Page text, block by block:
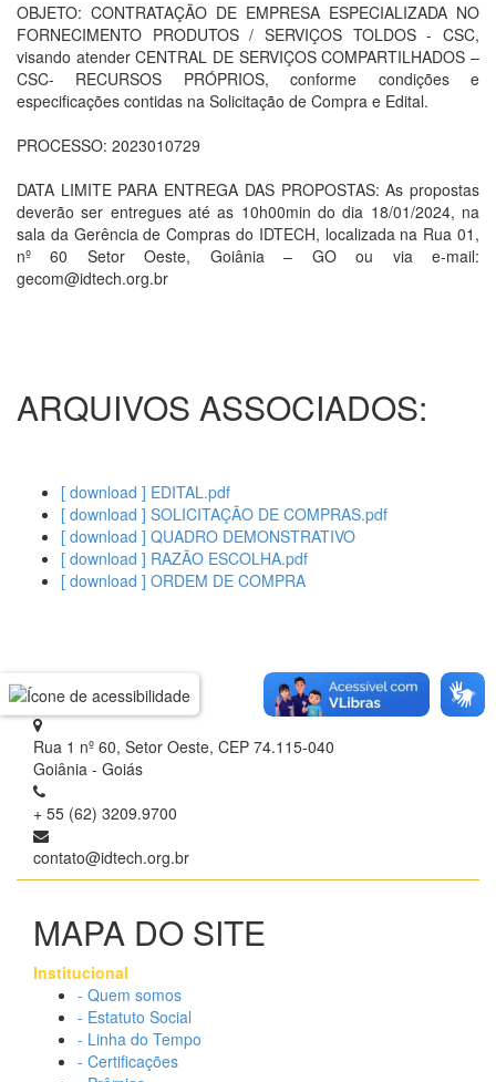
OBJETO: CONTRATAÇÃO DE EMPRESA ESPECIALIZADA NO
FORNECIMENTO PRODUTOS / SERVIÇOS TOLDOS - CSC,
visando atender CENTRAL DE SERVIÇOS COMPARTILHADOS –
CSC- RECURSOS PRÓPRIOS, conforme condições e
especificações contidas na Solicitação de Compra e Edital.
PROCESSO: 2023010729
DATA LIMITE PARA ENTREGA DAS PROPOSTAS: As propostas
deverão ser entregues até as 10h00min do dia 18/01/2024, na
sala da Gerência de Compras do IDTECH, localizada na Rua 01,
nº 60 Setor Oeste, Goiânia – GO ou via e-mail:
gecom@idtech.org.br
ARQUIVOS ASSOCIADOS:
[ download ] EDITAL.pdf
[ download ] SOLICITAÇÃO DE COMPRAS.pdf
[ download ] QUADRO DEMONSTRATIVO
[ download ] RAZÃO ESCOLHA.pdf
[ download ] ORDEM DE COMPRA
Rua 1 nº 60, Setor Oeste, CEP 74.115-040
Goiânia - Goiás
+ 55 (62) 3209.9700
contato@idtech.org.br
MAPA DO SITE
Institucional
- Quem somos
- Estatuto Social
- Linha do Tempo
- Certificações